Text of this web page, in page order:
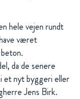
hele vejen rundt
været
da de senere
et nyt byggeri eller
Jens Birk.